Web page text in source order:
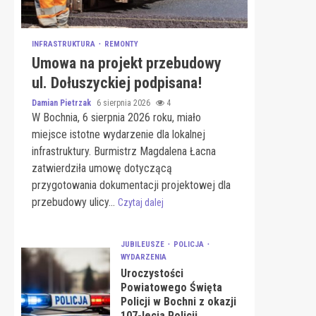
INFRASTRUKTURA REMONTY
Umowa na projekt przebudowy
ul. Dołuszyckiej podpisana!
Damian Pietrzak 6 sierpnia 2026 4
W Bochnia, 6 sierpnia 2026 roku, miało
miejsce istotne wydarzenie dla lokalnej
infrastruktury. Burmistrz Magdalena Łacna
zatwierdziła umowę dotyczącą
przygotowania dokumentacji projektowej dla
przebudowy ulicy... Czytaj dalej
JUBILEUSZE
POLICJA
WYDARZENIA
Uroczystości
Powiatowego Święta
Policji w Bochni z okazji